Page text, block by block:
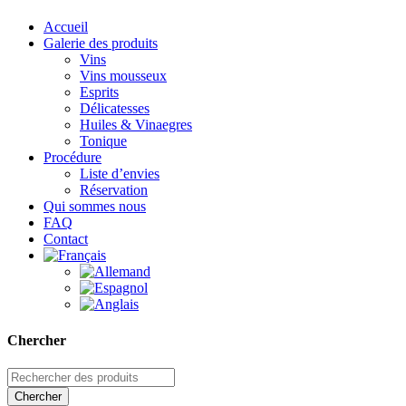
Accueil
Galerie des produits
Vins
Vins mousseux
Esprits
Délicatesses
Huiles & Vinaegres
Tonique
Procédure
Liste d’envies
Réservation
Qui sommes nous
FAQ
Contact
Chercher